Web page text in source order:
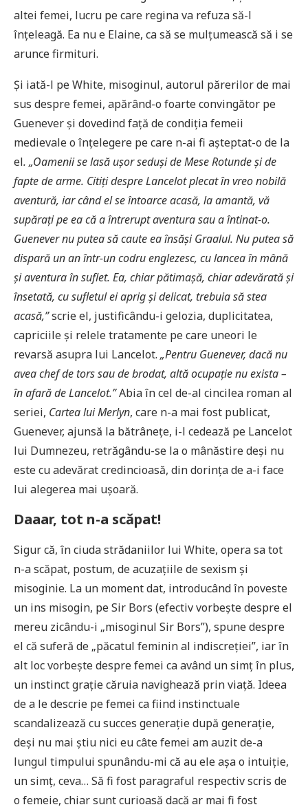
altei femei, lucru pe care regina va refuza să-l
înțeleagă. Ea nu e Elaine, ca să se mulțumească să i se
arunce firmituri.
Și iată-l pe White, misoginul, autorul părerilor de mai
sus despre femei, apărând-o foarte convingător pe
Gueneverși dovedind față de condiția femeii
medievale o înțelegere pe care n-ai fi așteptat-o de la
el. „Oamenii se lasă ușor seduși de Mese Rotunde și de
fapte de arme. Citiți despre Lancelot plecat în vreo nobilă
aventură, iar când el se întoarce acasă, la amantă, vă
supărați pe ea că a întrerupt aventura sau a întinat-o.
Guenever nu putea să caute ea însăși Graalul. Nu putea să
dispară un an într-un codru englezesc, cu lancea în mână
și aventura în suflet. Ea, chiar pătimașă, chiar adevărată și
însetată, cu sufletul ei aprig și delicat, trebuia să stea
acasă,”scrie el, justificându-i gelozia, duplicitatea,
capriciile și relele tratamente pe care uneori le
revarsă asupra lui Lancelot. „Pentru Guenever, dacă nu
avea chef de tors sau de brodat, altă ocupație nu exista –
în afară de Lancelot.”Abia în cel de-al cincilea roman al
seriei, Cartea lui Merlyn, care n-a mai fost publicat,
Guenever, ajunsă la bătrânețe, i-l cedează pe Lancelot
lui Dumnezeu, retrăgându-se la o mânăstire deși nu
este cu adevărat credincioasă, din dorința de a-i face
lui alegerea mai ușoară.
Daaar, tot n-a scăpat!
Sigur că, în ciuda strădaniilor lui White, opera sa tot
n-a scăpat, postum, de acuzațiile de sexism și
misoginie. La un moment dat, introducând în poveste
un ins misogin, pe Sir Bors (efectiv vorbește despre el
mereu zicându-i „misoginul Sir Bors”), spune despre
el că suferă de „păcatul feminin al indiscreției”, iar în
alt loc vorbește despre femei ca având un simț în plus,
un instinct grație căruia navighează prin viață. Ideea
de a le descrie pe femei ca fiind instinctuale
scandalizează cu succes generație după generație,
deși nu mai știu nici eu câte femei am auzit de-a
lungul timpului spunându-mi că au ele așa o intuiție,
un simț, ceva… Să fi fost paragraful respectiv scris de
o femeie, chiar sunt curioasă dacă ar mai fi fost